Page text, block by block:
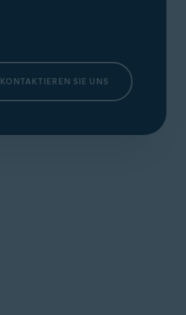
KONTAKTIEREN SIE UNS